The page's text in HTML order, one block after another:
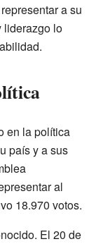
a su
liderazgo lo
en la política
país y a sus
al
18.970 votos.
El 20 de